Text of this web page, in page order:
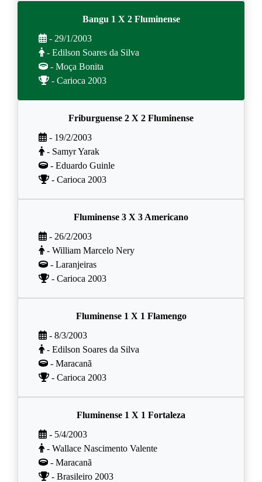
Bangu 1 X 2 Fluminense
- 29/1/2003
- Edilson Soares da Silva
- Moça Bonita
- Carioca 2003
Friburguense 2 X 2 Fluminense
- 19/2/2003
- Samyr Yarak
- Eduardo Guinle
- Carioca 2003
Fluminense 3 X 3 Americano
- 26/2/2003
- William Marcelo Nery
- Laranjeiras
- Carioca 2003
Fluminense 1 X 1 Flamengo
- 8/3/2003
- Edilson Soares da Silva
- Maracanã
- Carioca 2003
Fluminense 1 X 1 Fortaleza
- 5/4/2003
- Wallace Nascimento Valente
- Maracanã
- Brasileiro 2003